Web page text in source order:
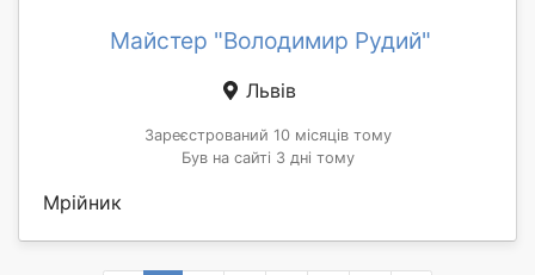
Майстер "Володимир Рудий"
Львів
Зареєстрований 10 місяців тому
Був на сайті 3 дні тому
Мрійник